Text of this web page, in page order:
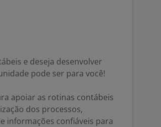
e deseja desenvolver
pode ser para você!
apoiar as rotinas contábeis
dos processos,
informações confiáveis para